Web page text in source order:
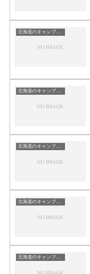
北海道のキャンプ場一覧
北海道のキャンプ場一覧
北海道のキャンプ場一覧
北海道のキャンプ場一覧
北海道のキャンプ場一覧